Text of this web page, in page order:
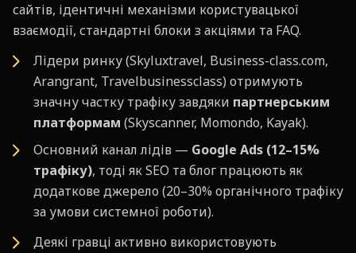
сайтів, ідентичні механізми користувацької
взаємодії, стандартні блоки з акціями та FAQ.
Лідери ринку (Skyluxtravel, Business-class.com,
Arangrant, Travelbusinessclass) отримують
значну частку трафіку завдяки партнерським
платформам (Skyscanner, Momondo, Kayak).
Основний канал лідів — Google Ads (12–15%
трафіку), тоді як SEO та блог працюють як
додаткове джерело (20–30% органічного трафіку
за умови системної роботи).
Деякі гравці активно використовують